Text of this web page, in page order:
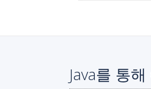
Java를 통